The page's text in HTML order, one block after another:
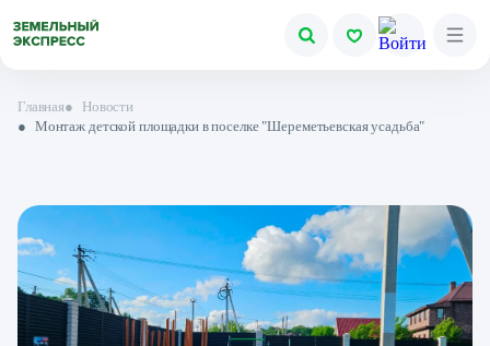
Главная●
Новости
● Монтаж детской площадки в поселке "Шереметьевская усадьба"